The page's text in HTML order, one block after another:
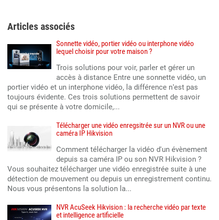
Articles associés
Sonnette vidéo, portier vidéo ou interphone vidéo
lequel choisir pour votre maison ?
Trois solutions pour voir, parler et gérer un
accès à distance Entre une sonnette vidéo, un
portier vidéo et un interphone vidéo, la différence n’est pas
toujours évidente. Ces trois solutions permettent de savoir
qui se présente à votre domicile,...
Télécharger une vidéo enregsitrée sur un NVR ou une
caméra IP Hikvision
Comment télécharger la vidéo d'un évènement
depuis sa caméra IP ou son NVR Hikvision ?
Vous souhaitez télécharger une vidéo enregistrée suite à une
détection de mouvement ou depuis un enregistrement continu.
Nous vous présentons la solution la...
NVR AcuSeek Hikvision : la recherche vidéo par texte
et intelligence artificielle